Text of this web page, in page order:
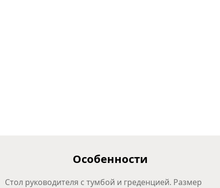
Особенности
Стол руководителя с тумбой и греденцией. Размер